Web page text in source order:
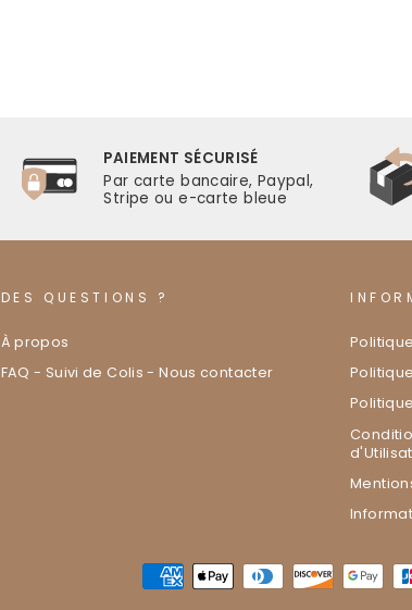
PAIEMENT SÉCURISÉ
Par carte bancaire, Paypal,
Stripe ou e-carte bleue
DES QUESTIONS ?
À propos
FAQ - Suivi de Colis - Nous contacter